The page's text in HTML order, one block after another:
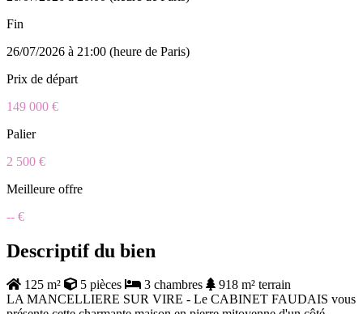
Fin
26/07/2026 à 21:00 (heure de Paris)
Prix de départ
149 000 €
Palier
2 500 €
Meilleure offre
-- €
Descriptif du bien
125 m² 5 pièces 3 chambres
918 m² terrain
LA MANCELLIERE SUR VIRE - Le CABINET FAUDAIS vous